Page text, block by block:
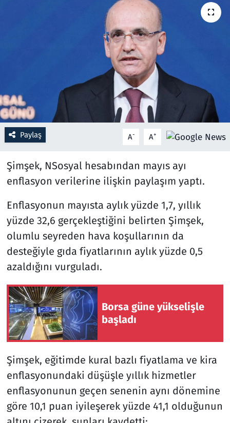
Paylaş A- A+
Şimşek, NSosyal hesabından mayıs ayı
enflasyon verilerine ilişkin paylaşım yaptı.
Enflasyonun mayısta aylık yüzde 1,7, yıllık
yüzde 32,6 gerçekleştiğini belirten Şimşek,
olumlu seyreden hava koşullarının da
desteğiyle gıda fiyatlarının aylık yüzde 0,5
azaldığını vurguladı.
Borsa güne yükselişle
başladı
Şimşek, eğitimde kural bazlı fiyatlama ve kira
enflasyonundaki düşüşle yıllık hizmetler
enflasyonunun geçen senenin aynı dönemine
göre 10,1 puan iyileşerek yüzde 41,1 olduğunun
Savunma Sanayi
Seçim 2023
Teknoloji ve Bilim
Televizyon